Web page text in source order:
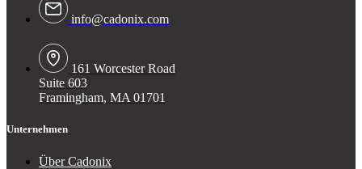
info@cadonix.com
161 Worcester Road
Suite 603
Framingham, MA 01701
Unternehmen
Über Cadonix